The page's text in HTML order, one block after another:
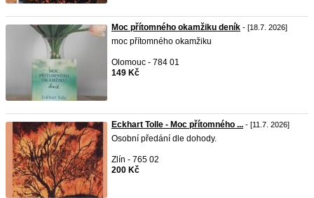
Moc přítomného okamžiku deník - [18.7. 2026]
moc přítomného okamžiku
Olomouc - 784 01
149 Kč
Eckhart Tolle - Moc přítomného ... - [11.7. 2026]
Osobní předání dle dohody.
Zlín - 765 02
200 Kč